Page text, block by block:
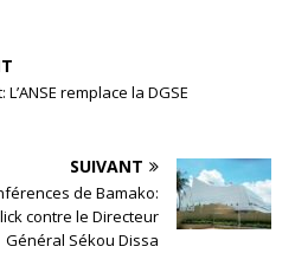
L’ANSE remplace la DGSE
SUIVANT
de Bamako:
contre le Directeur
Général Sékou Dissa